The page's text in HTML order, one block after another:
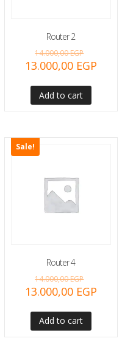
Router 2
14.000,00EGP
13.000,00 EGP
Add to cart
Sale!
Router 4
14.000,00EGP
13.000,00 EGP
Add to cart